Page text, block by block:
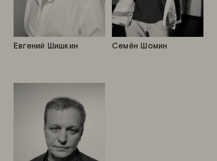
Семён Шомин
Евгений Шишкин